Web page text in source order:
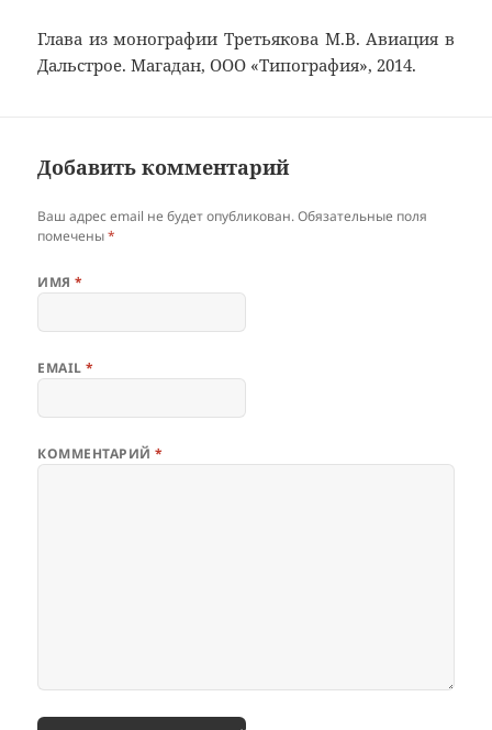
Глава из монографии Третьякова М.В. Авиация в
Дальстрое. Магадан, ООО «Типография», 2014.
Добавить комментарий
Ваш адрес email не будет опубликован. Обязательные поля
помечены*
ИМЯ*
EMAIL*
КОММЕНТАРИЙ*